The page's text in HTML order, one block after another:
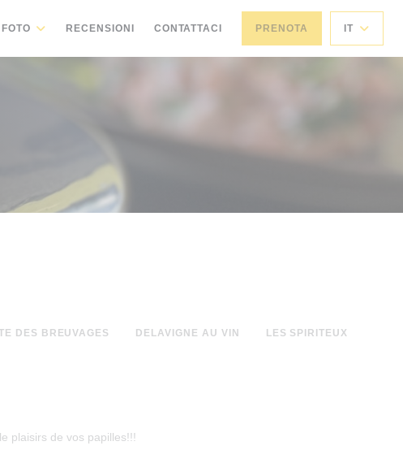
FOTO RECENSIONI CONTATTACI PRENOTA IT
DES BREUVAGES DELAVIGNE AU VIN LES SPIRITEUX
plaisirs de vos papilles!!!